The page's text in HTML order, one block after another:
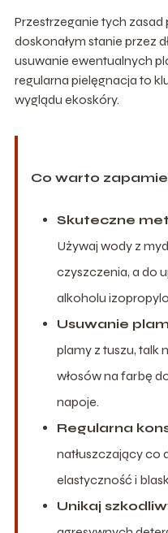
Przestrzeganie tych
doskonałym stanie przez
usuwanie ewentualnych
regularna pielęgnacja to
wyglądu ekoskóry.
Co warto
Skuteczne
Używaj wody z
czyszczenia, a do
alkoholu
Usuwanie
plamy z tuszu, talk
włosów na farbę
napoje.
Regularna
natłuszczający co
elastyczność i
Unikaj